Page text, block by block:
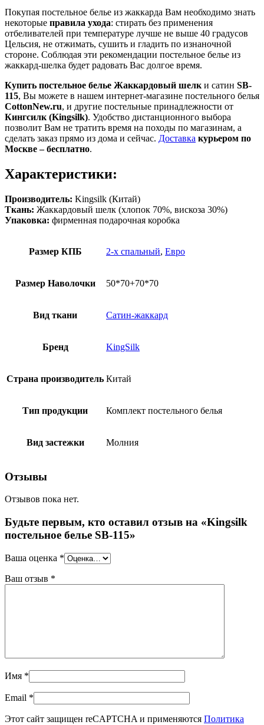
Покупая постельное белье из жаккарда Вам необходимо знать
некоторые правила ухода: стирать без применения
отбеливателей при температуре лучше не выше 40 градусов
Цельсия, не отжимать, сушить и гладить по изнаночной
стороне. Соблюдая эти рекомендации постельное белье из
жаккард-шелка будет радовать Вас долгое время.
Купить постельное белье Жаккардовый шелк и сатин SB-
115, Вы можете в нашем интернет-магазине постельного белья
CottonNew.ru, и другие постельные принадлежности от
Кингсилк (Kingsilk). Удобство дистанционного выбора
позволит Вам не тратить время на походы по магазинам, а
сделать заказ прямо из дома и сейчас. Доставка курьером по
Москве – бесплатно.
Характеристики:
Производитель: Kingsilk (Китай)
Ткань: Жаккардовый шелк (хлопок 70%, вискоза 30%)
Упаковка: фирменная подарочная коробка
Размер КПБ 2-х спальный, Евро
Размер Наволочки 50*70+70*70
Вид ткани Сатин-жаккард
Бренд KingSilk
Страна производитель Китай
Тип продукции Комплект постельного белья
Вид застежки Молния
Отзывы
Отзывов пока нет.
Будьте первым, кто оставил отзыв на «Kingsilk
постельное белье SB-115»
Ваша оценка *
Ваш отзыв *
Имя *
Email *
Этот сайт защищен reCAPTCHA и применяются Политика